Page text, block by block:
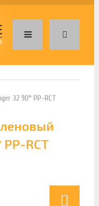
32 90° PP-RCT
RCT